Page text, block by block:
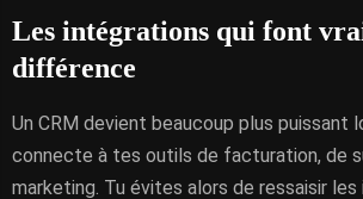
Les intégrations qui font
différence
Un CRM devient beaucoup plus puissant
connecte à tes outils de facturation, de
marketing. Tu évites alors de ressaisir